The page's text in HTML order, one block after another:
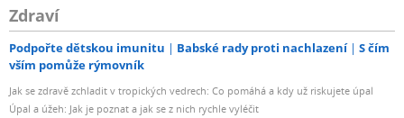
Zdraví
Podpořte dětskou imunitu Babské rady proti nachlazení
S čím
vším pomůže rýmovník
Jak se zdravě zchladit v tropických vedrech: Co pomáhá a kdy už riskujete úpal
Úpal a úžeh: Jak je poznat a jak se z nich rychle vyléčit